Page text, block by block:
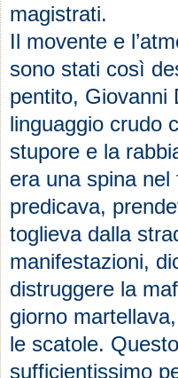
magistrati.
Il movente e
sono stati così
pentito, Giovanni
linguaggio crudo
stupore e la
era una spina
predicava,
toglieva dalla
manifestazioni,
distruggere la
giorno
le scatole.
sufficientissimo